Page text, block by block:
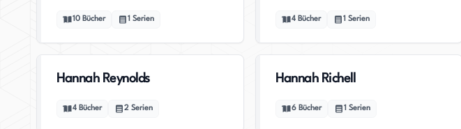
10 Bücher 1 Serien 4 Bücher 1 Serien
Hannah Reynolds
4 Bücher 2 Serien
Hannah Richell
6 Bücher 1 Serien